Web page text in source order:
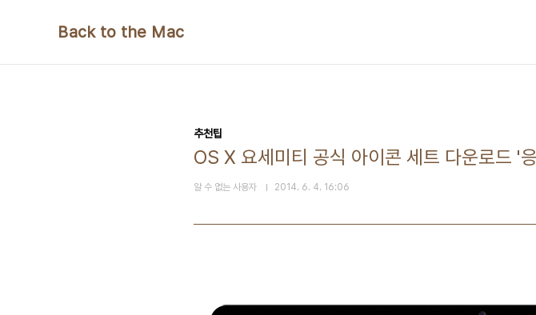
Back to the Mac
추천팁
OS X 요세미티 공식 아이콘 세트 다운로드 '
알 수 없는 사용자 2014. 6. 4. 16:06